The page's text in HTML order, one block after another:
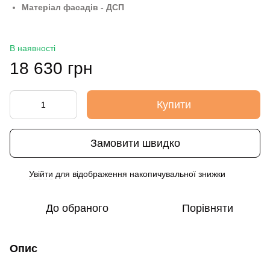
Матеріал фасадів - ДСП
В наявності
18 630 грн
Купити
Замовити швидко
Увійти для відображення накопичувальної знижки
До обраного Порівняти
Опис